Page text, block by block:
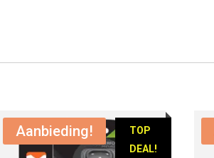
TOP
DEAL!
Aanbieding!